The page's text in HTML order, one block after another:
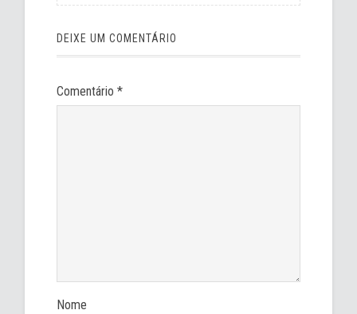
DEIXE UM COMENTÁRIO
Comentário*
Nome